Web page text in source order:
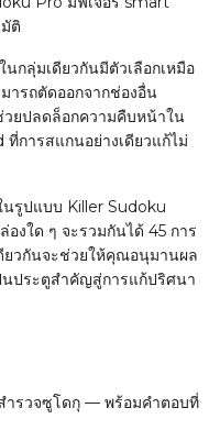
ติ
นกลุ่มเดียวกันมีตัวเลือกเหมือ
ารถตัดออกจากช่องอื่น
ยปลดล็อกความคืบหน้าใน
การสแกนอย่างเดียวแก้ไม่
นรูปแบบ Killer Sudoku
งใด ๆ จะรวมกันได้ 45 การ
ยวกันจะช่วยให้คุณอนุมานผล
นประตูสำคัญสู่การแก้ปริศนา
ำรวจซูโดกุ — พร้อมคำตอบที่